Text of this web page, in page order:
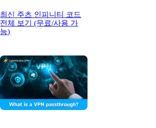
최신 주츠 인피니티 코드
전체 보기 (무료/사용 가
능)